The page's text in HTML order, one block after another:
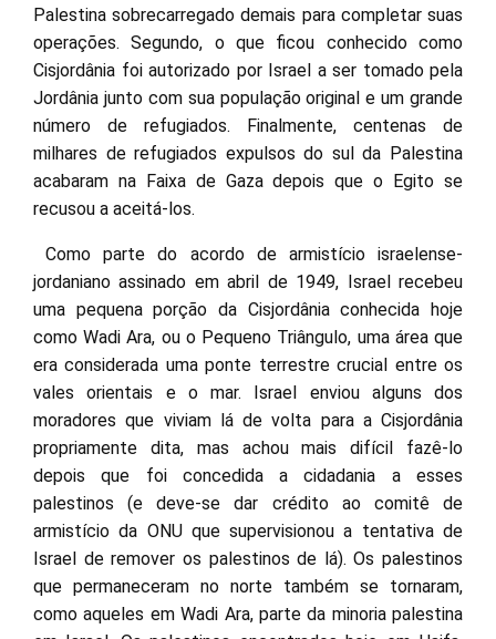
Palestina sobrecarregado demais para completar suas
operações. Segundo, o que ficou conhecido como
Cisjordânia foi autorizado por Israel a ser tomado pela
Jordânia junto com sua população original e um grande
número de refugiados. Finalmente, centenas de
milhares de refugiados expulsos do sul da Palestina
acabaram na Faixa de Gaza depois que o Egito se
recusou a aceitá-los.
Como parte do acordo de armistício israelense-
jordaniano assinado em abril de 1949, Israel recebeu
uma pequena porção da Cisjordânia conhecida hoje
como Wadi Ara, ou o Pequeno Triângulo, uma área que
era considerada uma ponte terrestre crucial entre os
vales orientais e o mar. Israel enviou alguns dos
moradores que viviam lá de volta para a Cisjordânia
propriamente dita, mas achou mais difícil fazê-lo
depois que foi concedida a cidadania a esses
palestinos (e deve-se dar crédito ao comitê de
armistício da ONU que supervisionou a tentativa de
Israel de remover os palestinos de lá). Os palestinos
que permaneceram no norte também se tornaram,
como aqueles em Wadi Ara, parte da minoria palestina